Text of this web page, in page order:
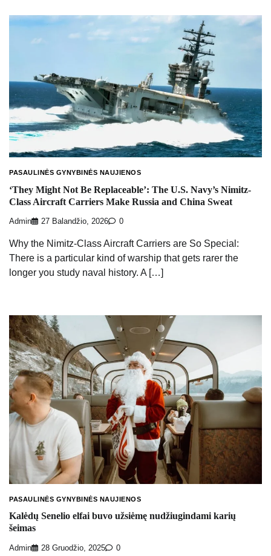
PASAULINĖS GYNYBINĖS NAUJIENOS
‘They Might Not Be Replaceable’: The U.S. Navy’s Nimitz-
Class Aircraft Carriers Make Russia and China Sweat
Admin 27 Balandžio, 2026 0
Why the Nimitz-Class Aircraft Carriers are So Special:
There is a particular kind of warship that gets rarer the
longer you study naval history. A […]
PASAULINĖS GYNYBINĖS NAUJIENOS
Kalėdų Senelio elfai buvo užsiėmę nudžiugindami karių
šeimas
Admin 28 Gruodžio, 2025 0